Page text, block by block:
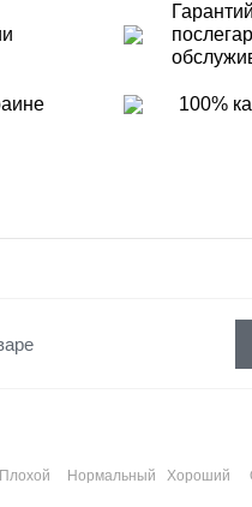
100%
Хороший
Нормальный
Плохой